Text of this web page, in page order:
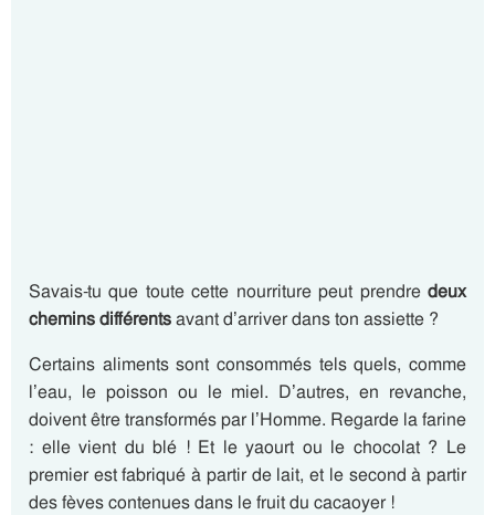
Savais-tu que toute cette nourriture peut prendre deux
chemins différentsavant d’arriver dans ton assiette ?
Certains aliments sont consommés tels quels, comme
l’eau, le poisson ou le miel. D’autres, en revanche,
doivent être transformés par l’Homme. Regarde la farine
: elle vient du blé ! Et le yaourt ou le chocolat ? Le
premier est fabriqué à partir de lait, et le second à partir
des fèves contenues dans le fruit du cacaoyer !